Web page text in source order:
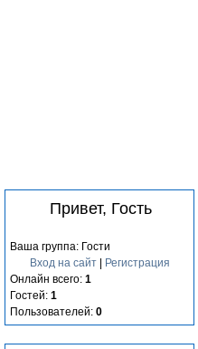
Привет, Гость
Ваша группа: Гости
Вход на сайт|
Регистрация
Онлайн всего: 1
Гостей: 1
Пользователей: 0